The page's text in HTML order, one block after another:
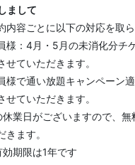
まして
内容ごとに以下の対応を取ら
様：4月・5月の未消化分チ
せていただきます。
様で通い放題キャンペーン
せていただきます。
業日がございますので、無
きます。
期限は1年です